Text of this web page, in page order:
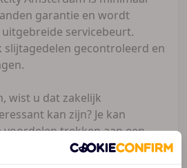
garantie en wordt
servicebeurt.
gecontroleerd en
wist u dat zakelijk
kan zijn? Je kan
voordelen trekken aan een
kunt u onder andere: